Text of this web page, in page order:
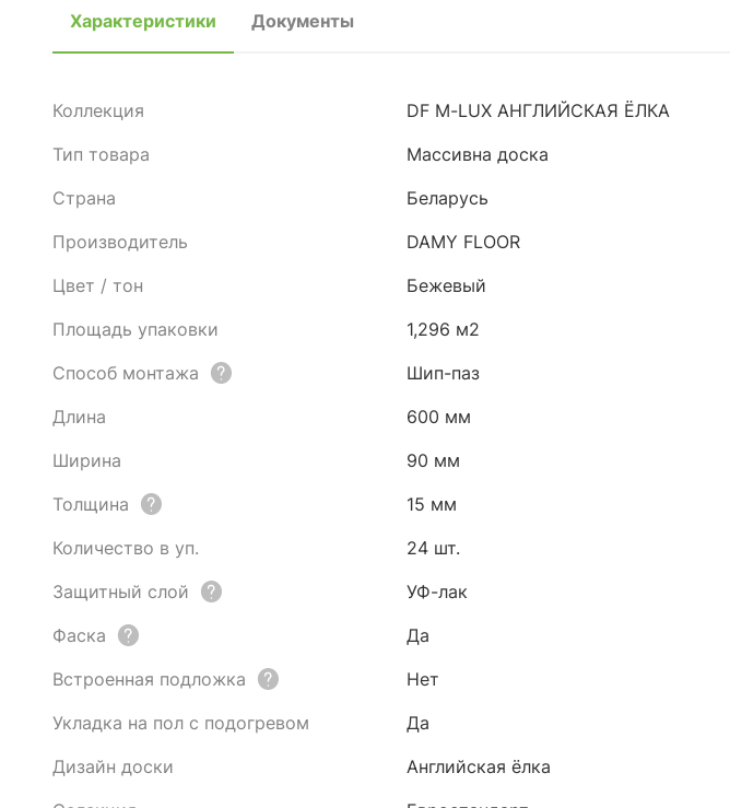
Характеристики Документы
Коллекция
DF M-LUX АНГЛИЙСКАЯ ЁЛКА
Тип товара
Массивна доска
Страна
Беларусь
Производитель
DAMY FLOOR
Цвет / тон
Бежевый
Площадь упаковки
1,296 м2
Способ монтажа
Шип-паз
Длина
600 мм
Ширина
90 мм
Толщина
15 мм
Количество в уп.
24 шт.
Защитный слой
УФ-лак
Фаска
Да
Встроенная подложка
Нет
Укладка на пол с подогревом
Да
Дизайн доски
Английская ёлка